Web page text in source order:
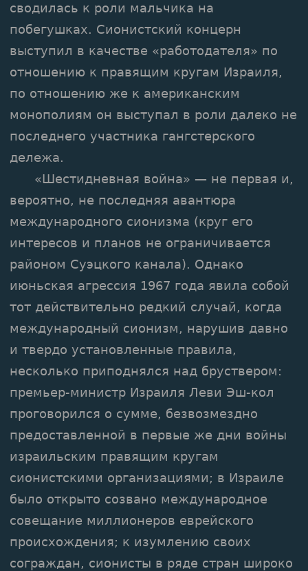
сводилась к роли мальчика на
побегушках. Сионистский концерн
выступил в качестве «работодателя» по
отношению к правящим кругам Израиля,
по отношению же к американским
монополиям он выступал в роли далеко не
последнего участника гангстерского
дележа.
«Шестидневная война» — не первая и,
вероятно, не последняя авантюра
международного сионизма (круг его
интересов и планов не ограничивается
районом Суэцкого канала). Однако
июньская агрессия 1967 года явила собой
тот действительно редкий случай, когда
международный сионизм, нарушив давно
и твердо установленные правила,
несколько приподнялся над бруствером:
премьер-министр Израиля Леви Эш-кол
проговорился о сумме, безвозмездно
предоставленной в первые же дни войны
израильским правящим кругам
сионистскими организациями; в Израиле
было открыто созвано международное
совещание миллионеров еврейского
происхождения; к изумлению своих
сограждан, сионисты в ряде стран широко